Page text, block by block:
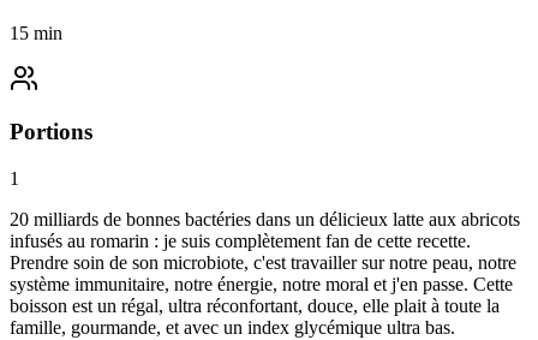
15 min
Portions
1
20 milliards de bonnes bactéries dans un délicieux latte aux abricots
infusés au romarin : je suis complètement fan de cette recette.
Prendre soin de son microbiote, c'est travailler sur notre peau, notre
système immunitaire, notre énergie, notre moral et j'en passe. Cette
boisson est un régal, ultra réconfortant, douce, elle plait à toute la
famille, gourmande, et avec un index glycémique ultra bas.